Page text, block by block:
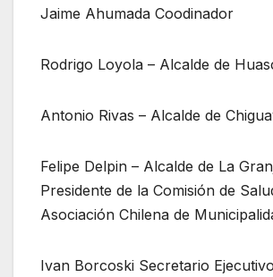
Jaime Ahumada Coodinador
Rodrigo Loyola – Alcalde de
Antonio Rivas – Alcalde de
Felipe Delpin – Alcalde de La
Presidente de la Comisión de
Asociación Chilena de
Ivan Borcoski Secretario